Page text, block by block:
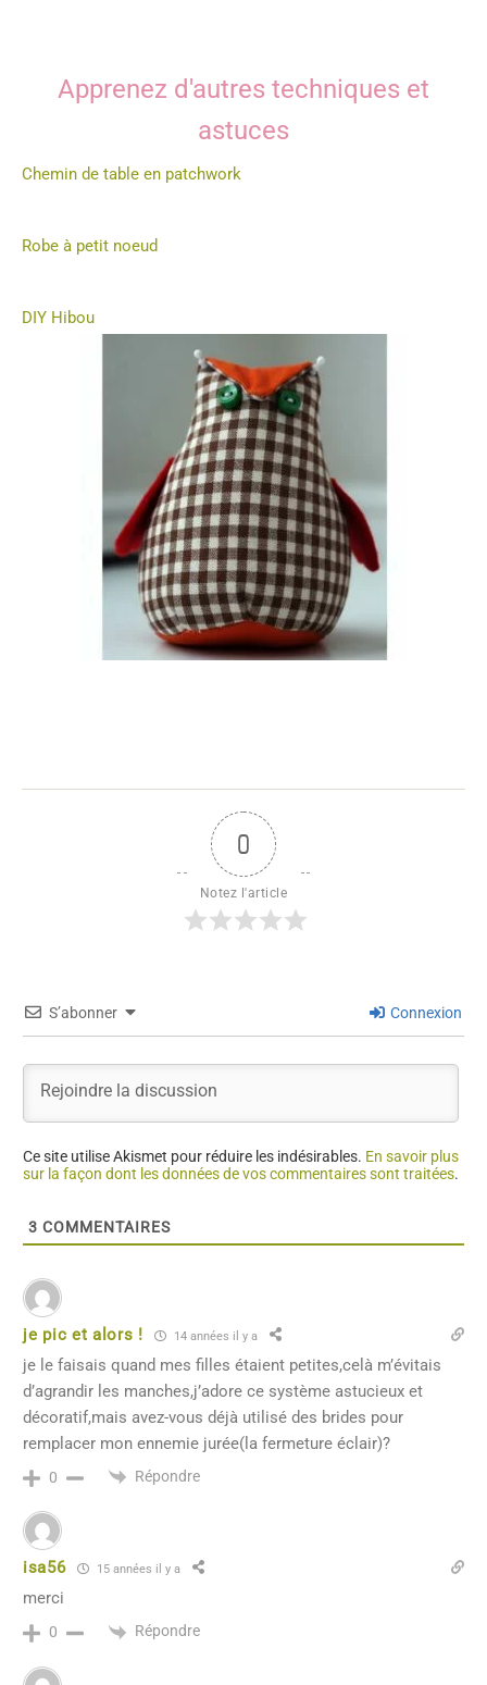
Apprenez d'autres techniques et
astuces
Chemin de table en patchwork
Robe à petit noeud
DIY Hibou
0
Notez l'article
S’abonner Connexion
Ce site utilise Akismet pour réduire les indésirables. En savoir plus
sur la façon dont les données de vos commentaires sont traitées.
3 COMMENTAIRES
je pic et alors ! 14 années il y a
je le faisais quand mes filles étaient petites,celà m’évitais
d’agrandir les manches,j’adore ce système astucieux et
décoratif,mais avez-vous déjà utilisé des brides pour
remplacer mon ennemie jurée(la fermeture éclair)?
0 Répondre
isa56 15 années il y a
merci
0 Répondre